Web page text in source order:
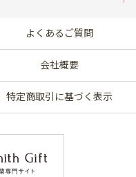
よくあるご質問
会社概要
特定商取引に基づく表示